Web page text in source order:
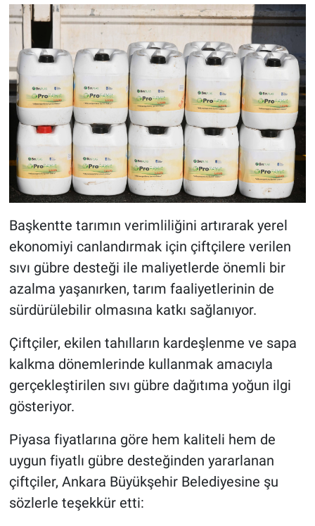
Başkentte tarımın verimliliğini artırarak yerel
ekonomiyi canlandırmak için çiftçilere verilen
sıvı gübre desteği ile maliyetlerde önemli bir
azalma yaşanırken, tarım faaliyetlerinin de
sürdürülebilir olmasına katkı sağlanıyor.
Çiftçiler, ekilen tahılların kardeşlenme ve sapa
kalkma dönemlerinde kullanmak amacıyla
gerçekleştirilen sıvı gübre dağıtıma yoğun ilgi
gösteriyor.
Piyasa fiyatlarına göre hem kaliteli hem de
uygun fiyatlı gübre desteğinden yararlanan
çiftçiler, Ankara Büyükşehir Belediyesine şu
sözlerle teşekkür etti: